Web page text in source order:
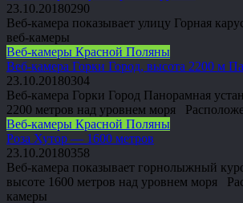
23.10.20180290
Веб-камера показывает улицу Горная
веб-камеры
Веб-камеры Красной Поляны
Веб-камера Горки Город, высота 2200 м
23.10.20180304
Веб-камера Горки Город Панорамная
2200 метров над уровнем моря
Веб-камеры Красной Поляны
Роза Хутор — 1600 метров
23.10.20180358
Веб-камера показывает горнолыжный
высоте 1600 метров над уровнем моря
камеры